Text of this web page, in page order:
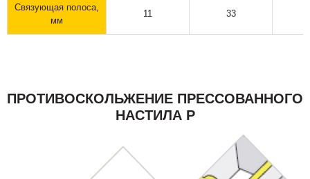
Связующая полоса,
мм
11 33
ПРОТИВОСКОЛЬЖЕНИЕ ПРЕССОВАННОГО
НАСТИЛА Р